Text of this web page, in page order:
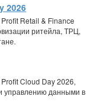
2026
Retail & Finance
ритейла, ТРЦ,
Cloud Day 2026,
управлению данными в